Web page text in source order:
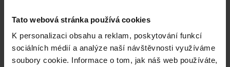
Tato webová stránka používá cookies
K personalizaci obsahu a reklam, poskytování funkcí
sociálních médií a analýze naší návštěvnosti využíváme
soubory cookie. Informace o tom, jak náš web používáte,